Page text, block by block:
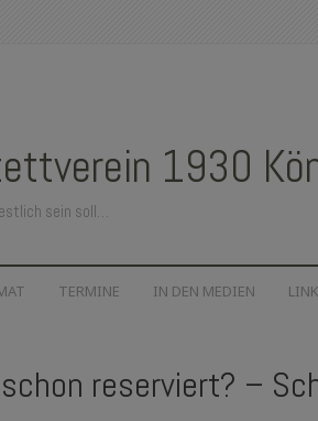
1930
sein soll…
TERMINE IN DEN MEDIEN
reserviert? –